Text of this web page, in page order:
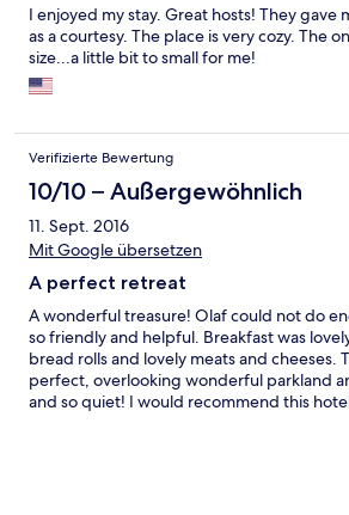
I enjoyed my stay. Great hosts! They gave
as a courtesy. The place is very cozy. The
size...a little bit to small for me!
Verifizierte Bewertung
10/10 – Außergewöhnlich
11. Sept. 2016
Mit Google übersetzen
A perfect retreat
A wonderful treasure! Olaf could not do
so friendly and helpful. Breakfast was
bread rolls and lovely meats and cheeses.
perfect, overlooking wonderful parkland
and so quiet! I would recommend this